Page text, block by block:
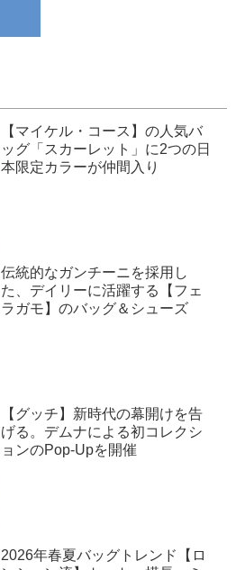
【マイケル・コース】の人気バ
ッグ「スカーレット」に2つの日
本限定カラーが仲間入り
伝統的なガンチーニを採用し
た、デイリーに活躍する【フェ
ラガモ】のバッグ＆シューズ
【グッチ】新時代の幕開けを告
げる。デムナによる初コレクシ
ョンのPop-Upを開催
2026年春夏バッグトレンド【ロ